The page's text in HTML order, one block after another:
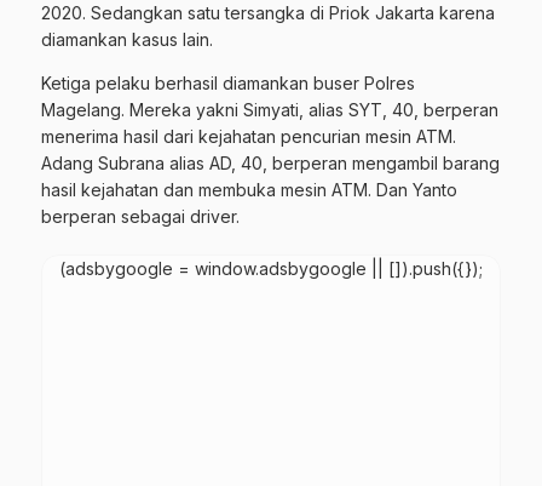
2020. Sedangkan satu tersangka di Priok Jakarta karena
diamankan kasus lain.
Ketiga pelaku berhasil diamankan buser Polres
Magelang. Mereka yakni Simyati, alias SYT, 40, berperan
menerima hasil dari kejahatan pencurian mesin ATM.
Adang Subrana alias AD, 40, berperan mengambil barang
hasil kejahatan dan membuka mesin ATM. Dan Yanto
berperan sebagai driver.
(adsbygoogle = window.adsbygoogle || []).push({});